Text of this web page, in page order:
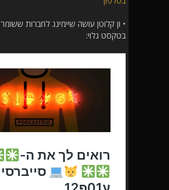
• ון קלוטן עושה שיימינג לחברות
בטקסט גלוי: